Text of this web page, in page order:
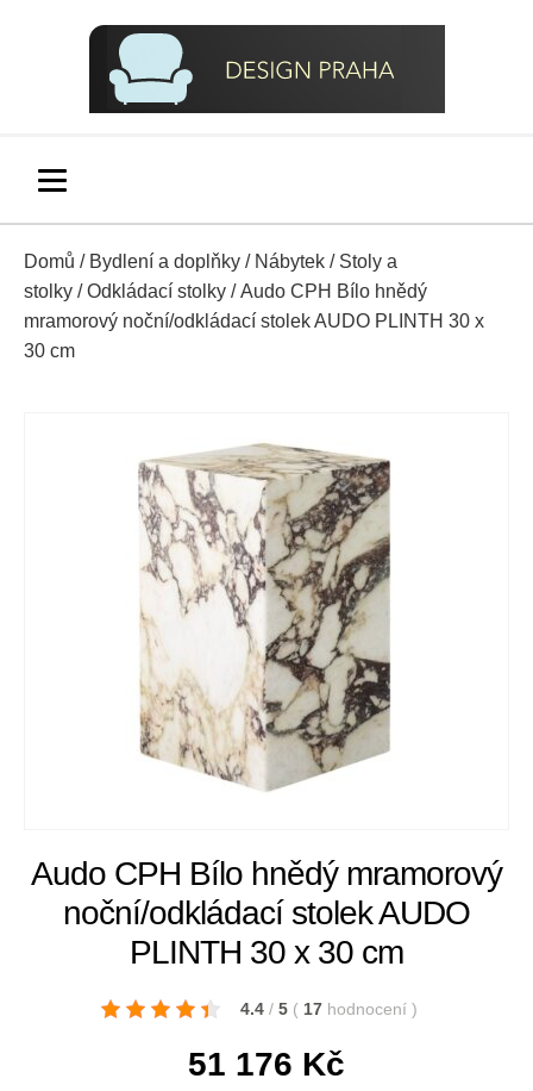
Domů / Bydlení a doplňky / Nábytek / Stoly a
stolky /Odkládací stolky / Audo CPH Bílo hnědý
mramorový noční/odkládací stolek AUDO PLINTH 30 x
30 cm
Audo CPH Bílo hnědý mramorový
noční/odkládací stolek AUDO
PLINTH 30 x 30 cm
4.4 / 5 ( 17 hodnocení )
51 176 Kč